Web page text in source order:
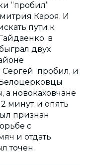
“пробил”
Кароя. И
пути к
в
двух
Сергей пробил, и
Белоцерковцы
а новокаховчане
минут, и опять
признан
с
и отдать
точен.